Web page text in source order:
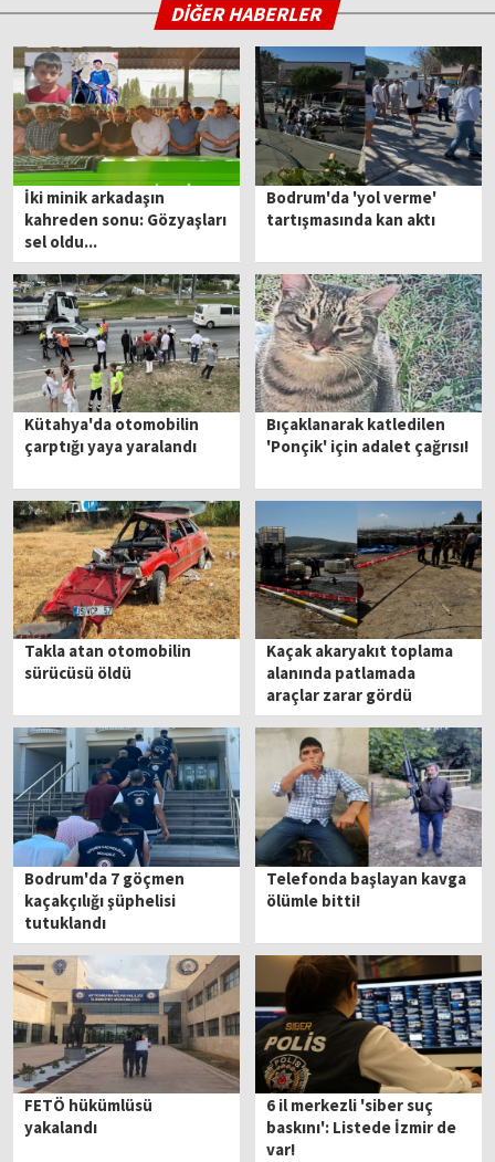
DİĞER HABERLER
İki minik arkadaşın
kahreden sonu: Gözyaşları
sel oldu...
Bodrum'da 'yol verme'
tartışmasında kan aktı
Kütahya'da otomobilin
çarptığı yaya yaralandı
Bıçaklanarak katledilen
'Ponçik' için adalet çağrısı!
Takla atan otomobilin
sürücüsü öldü
Kaçak akaryakıt toplama
alanında patlamada
araçlar zarar gördü
Bodrum'da 7 göçmen
kaçakçılığı şüphelisi
tutuklandı
Telefonda başlayan kavga
ölümle bitti!
FETÖ hükümlüsü
yakalandı
6 il merkezli 'siber suç
baskını': Listede İzmir de
var!